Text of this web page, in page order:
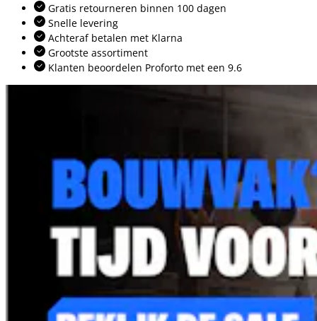
Gratis retourneren binnen 100 dagen
Snelle levering
Achteraf betalen met Klarna
Grootste assortiment
Klanten beoordelen Proforto met een 9.6